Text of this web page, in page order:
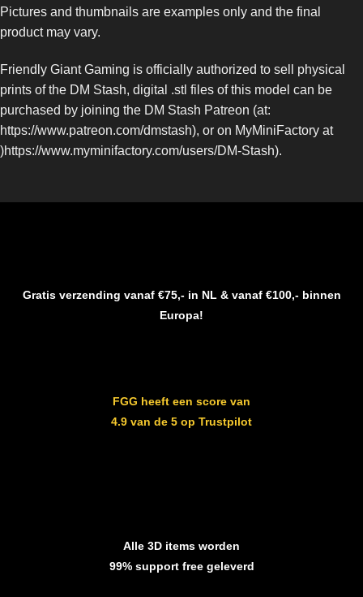
Pictures and thumbnails are examples only and the final
product may vary.
Friendly Giant Gaming is officially authorized to sell physical
prints of the DM Stash, digital .stl files of this model can be
purchased by joining the DM Stash Patreon (at:
https://www.patreon.com/dmstash), or on MyMiniFactory at
)https://www.myminifactory.com/users/DM-Stash).
Gratis verzending vanaf €75,- in NL & vanaf €100,- binnen
Europa!
FGG heeft een score van
4.9 van de 5 op Trustpilot
Alle 3D items worden
99% support free geleverd